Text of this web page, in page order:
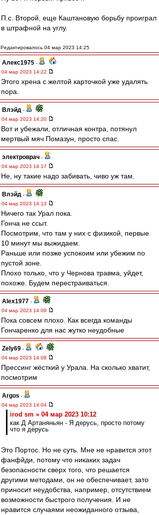
П.с. Второй, еще Каштановую борьбу проиграл
в штрафной на углу.
Редактировалось 04 мар 2023 14:25
Алекс1975 -
04 мар 2023 14:22
Этого хрена с желтой карточкой уже удалять
пора.
Влэйд -
04 мар 2023 14:20
Вот и убежали, отличная контра, потянул
мертвый мяч Помазун, просто спас.
электроврач -
04 мар 2023 14:17
Не, ну такие надо забивать, чиво уж там.
Влэйд -
04 мар 2023 14:13
Ничего так Урал пока.
Гонча не ссыт.
Посмотрим, что там у них с физикой, первые
10 минут мы выжидаем.
Раньше или позже успокоим или убежим по
пустой зоне.
Плохо только, что у Чернова травма, уйдет,
похоже. Будем перестраиваться.
Alex1977 -
04 мар 2023 14:09
Пока совсем плохо. Как всегда команды
Гончаренко для нас жутко неудобные
Zely69 -
04 мар 2023 14:08
Прессинг жёсткий у Урала. На сколько хватит,
посмотрим
Argos -
04 мар 2023 14:04
irod sm » 04 мар 2023 10:12
как Д Артаняньян - Я дерусь, просто потому
что я дерусь
Это Портос. Но не суть. Мне не нравится этот
фанфйди, потому что никаких задач
безопасности сверх того, что решается
другими методами, он не обеспечивает, зато
приносит неудобства, например, отсутствием
возможности быстрого получения. И не
нравится случаями неожиданного отзыва,